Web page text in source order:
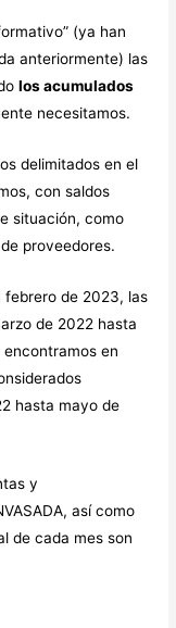
(ya han
anteriormente) las
los acumulados
necesitamos.
delimitados en el
con saldos
situación, como
proveedores.
febrero de 2023, las
de 2022 hasta
en
hasta mayo de
y
así como
de cada mes son